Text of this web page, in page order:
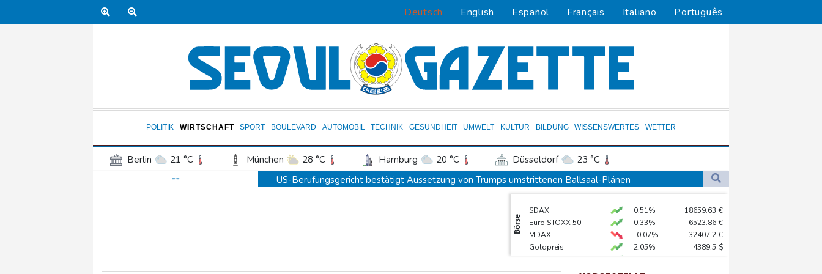
Deutsch English Español Français Italiano Português
POLITIK WIRTSCHAFT SPORT BOULEVARD AUTOMOBIL TECHNIK GESUNDHEIT UMWELT KULTUR BILDUNG WISSENSWERTES WETTER
Berlin 21 °C München 28 °C Hamburg 20 °C Düsseldorf
23 °C
Frankfurt am Main
Potsdam 21 °C Leipzig 25 °C Dortmund
22 °C
Bremen
Wien
--
US-Berufungsgericht bestätigt Aussetzung von Trumps umstrittenen Ballsaal-Plänen
Trumps umstrittener Justizminister Blanche kurz vor der Bestätigung im Senat
Peru und Mexiko nehmen diplomatische Beziehungen wieder auf
Börse
SDAX 0.51% 18659.63 €
Euro STOXX 50
0.33% 6523.86 €
MDAX
-0.07% 32407.2 €
Goldpreis
2.05% 4389.5 $
DAX
0.68%